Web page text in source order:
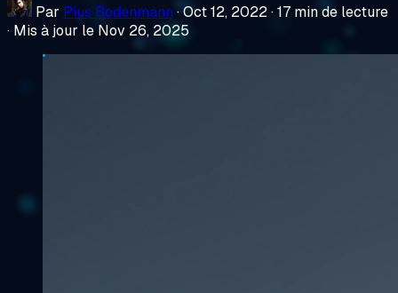
Par Pius Bodenmann ·Oct 12, 2022·17 min de lecture
· Mis à jour le Nov 26, 2025